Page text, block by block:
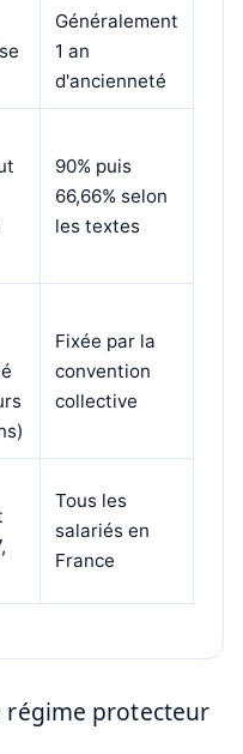
Généralement
1 an
d'ancienneté
90% puis
66,66% selon
les textes
Fixée par la
convention
collective
Tous les
salariés en
France
régime protecteur